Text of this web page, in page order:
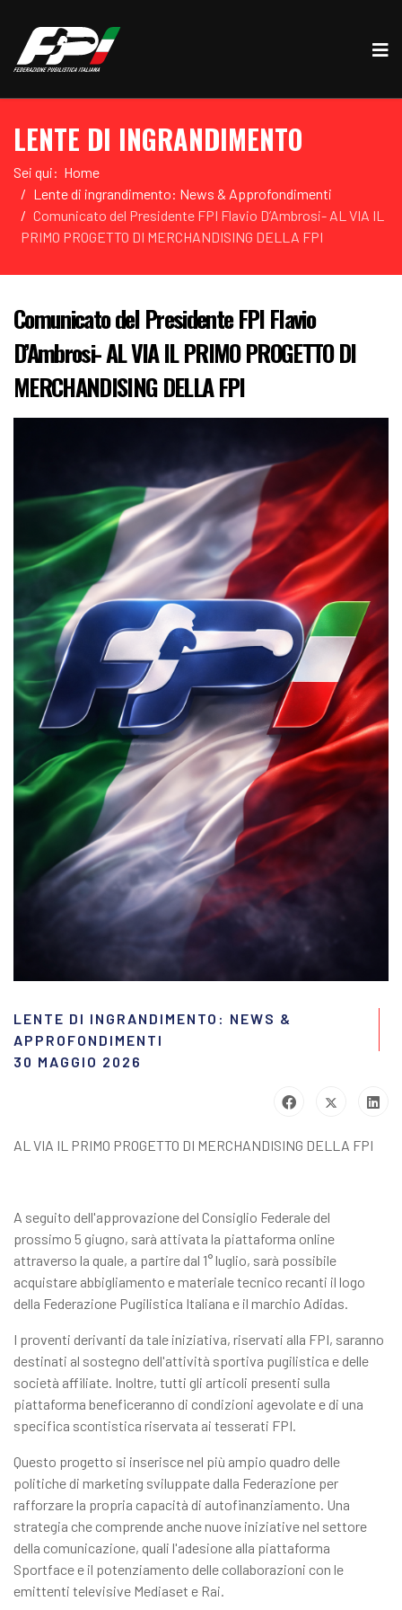
LENTE DI INGRANDIMENTO
Sei qui: Home
Lente di ingrandimento: News & Approfondimenti
Comunicato del Presidente FPI Flavio D’Ambrosi- AL VIA IL
PRIMO PROGETTO DI MERCHANDISING DELLA FPI
Comunicato del Presidente FPI Flavio
D’Ambrosi- AL VIA IL PRIMO PROGETTO DI
MERCHANDISING DELLA FPI
LENTE DI INGRANDIMENTO: NEWS &
APPROFONDIMENTI
30 MAGGIO 2026
AL VIA IL PRIMO PROGETTO DI MERCHANDISING DELLA FPI
A seguito dell'approvazione del Consiglio Federale del
prossimo 5 giugno, sarà attivata la piattaforma online
attraverso la quale, a partire dal 1° luglio, sarà possibile
acquistare abbigliamento e materiale tecnico recanti il logo
della Federazione Pugilistica Italiana e il marchio Adidas.
I proventi derivanti da tale iniziativa, riservati alla FPI, saranno
destinati al sostegno dell'attività sportiva pugilistica e delle
società affiliate. Inoltre, tutti gli articoli presenti sulla
piattaforma beneficeranno di condizioni agevolate e di una
specifica scontistica riservata ai tesserati FPI.
Questo progetto si inserisce nel più ampio quadro delle
politiche di marketing sviluppate dalla Federazione per
rafforzare la propria capacità di autofinanziamento. Una
strategia che comprende anche nuove iniziative nel settore
della comunicazione, quali l'adesione alla piattaforma
Sportface e il potenziamento delle collaborazioni con le
emittenti televisive Mediaset e Rai.